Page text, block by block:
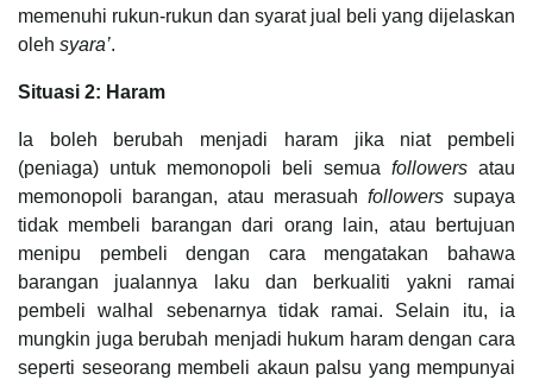
memenuhi rukun-rukun dan syarat jual beli yang dijelaskan
oleh syara’.
Situasi 2: Haram
Ia boleh berubah menjadi haram jika niat pembeli
(peniaga) untuk memonopoli beli semua followers atau
memonopoli barangan, atau merasuah followers supaya
tidak membeli barangan dari orang lain, atau bertujuan
menipu pembeli dengan cara mengatakan bahawa
barangan jualannya laku dan berkualiti yakni ramai
pembeli walhal sebenarnya tidak ramai. Selain itu, ia
mungkin juga berubah menjadi hukum haram dengan cara
seperti seseorang membeli akaun palsu yang mempunyai